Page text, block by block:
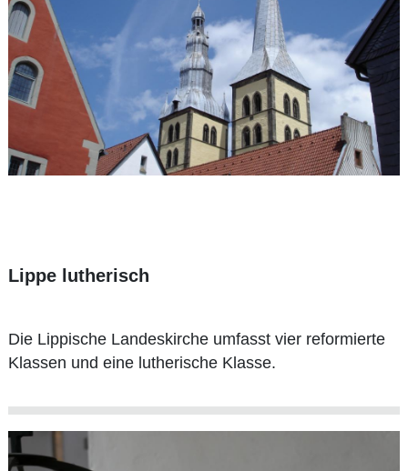
Lippe lutherisch
Die Lippische Landeskirche umfasst vier reformierte
Klassen und eine lutherische Klasse.